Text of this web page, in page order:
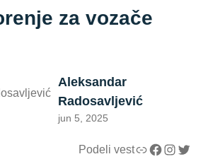
za vozače
Aleksandar
Radosavljević
jun 5, 2025
Podeli vestLink Facebook InstagramTwitter